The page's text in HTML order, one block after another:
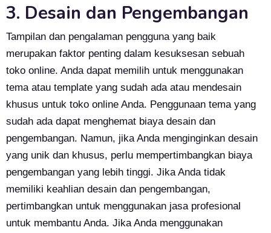
3. Desain dan Pengembangan
Tampilan dan pengalaman pengguna yang baik
merupakan faktor penting dalam kesuksesan sebuah
toko online. Anda dapat memilih untuk menggunakan
tema atau template yang sudah ada atau mendesain
khusus untuk toko online Anda. Penggunaan tema yang
sudah ada dapat menghemat biaya desain dan
pengembangan. Namun, jika Anda menginginkan desain
yang unik dan khusus, perlu mempertimbangkan biaya
pengembangan yang lebih tinggi. Jika Anda tidak
memiliki keahlian desain dan pengembangan,
pertimbangkan untuk menggunakan jasa profesional
untuk membantu Anda. Jika Anda menggunakan